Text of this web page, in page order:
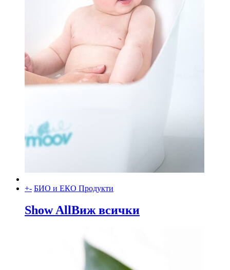
+- БИО и ЕКО Продукти
Show AllВиж всички